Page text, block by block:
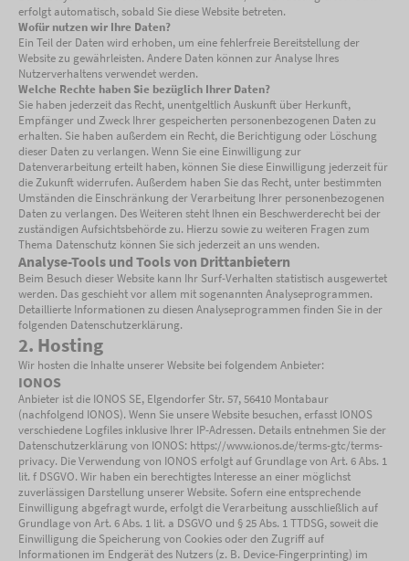
erfolgt automatisch, sobald Sie diese Website betreten.
Wofür nutzen wir Ihre Daten?
Ein Teil der Daten wird erhoben, um eine fehlerfreie Bereitstellung der
Website zu gewährleisten. Andere Daten können zur Analyse Ihres
Nutzerverhaltens verwendet werden.
Welche Rechte haben Sie bezüglich Ihrer Daten?
Sie haben jederzeit das Recht, unentgeltlich Auskunft über Herkunft,
Empfänger und Zweck Ihrer gespeicherten personenbezogenen Daten zu
erhalten. Sie haben außerdem ein Recht, die Berichtigung oder Löschung
dieser Daten zu verlangen. Wenn Sie eine Einwilligung zur
Datenverarbeitung erteilt haben, können Sie diese Einwilligung jederzeit für
die Zukunft widerrufen. Außerdem haben Sie das Recht, unter bestimmten
Umständen die Einschränkung der Verarbeitung Ihrer personenbezogenen
Daten zu verlangen. Des Weiteren steht Ihnen ein Beschwerderecht bei der
zuständigen Aufsichtsbehörde zu. Hierzu sowie zu weiteren Fragen zum
Thema Datenschutz können Sie sich jederzeit an uns wenden.
Analyse-Tools und Tools von Drittanbietern
Beim Besuch dieser Website kann Ihr Surf-Verhalten statistisch ausgewertet
werden. Das geschieht vor allem mit sogenannten Analyseprogrammen.
Detaillierte Informationen zu diesen Analyseprogrammen finden Sie in der
folgenden Datenschutzerklärung.
2. Hosting
Wir hosten die Inhalte unserer Website bei folgendem Anbieter:
IONOS
Anbieter ist die IONOS SE, Elgendorfer Str. 57, 56410 Montabaur
(nachfolgend IONOS). Wenn Sie unsere Website besuchen, erfasst IONOS
verschiedene Logfiles inklusive Ihrer IP-Adressen. Details entnehmen Sie der
Datenschutzerklärung von IONOS: https://www.ionos.de/terms-gtc/terms-
privacy. Die Verwendung von IONOS erfolgt auf Grundlage von Art. 6 Abs. 1
lit. f DSGVO. Wir haben ein berechtigtes Interesse an einer möglichst
zuverlässigen Darstellung unserer Website. Sofern eine entsprechende
Einwilligung abgefragt wurde, erfolgt die Verarbeitung ausschließlich auf
Grundlage von Art. 6 Abs. 1 lit. a DSGVO und § 25 Abs. 1 TTDSG, soweit die
Einwilligung die Speicherung von Cookies oder den Zugriff auf
Informationen im Endgerät des Nutzers (z. B. Device-Fingerprinting) im